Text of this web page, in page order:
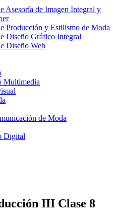
Asesoría de Imagen Integral y
Producción y Estilismo de Moda
Diseño Gráfico Integral
Diseño Web
Multimedia
de Moda
Digital
III Clase 8